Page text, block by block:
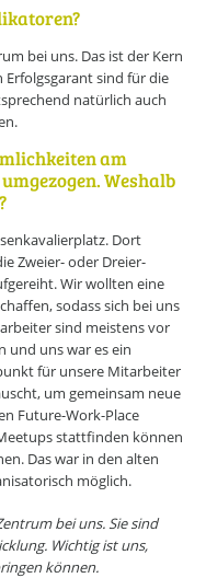
bei uns. Das ist der Kern
Erfolgsgarant sind für die
natürlich auch
am
Weshalb
Dort
Zweier- oder Dreier-
Wir wollten eine
sodass sich bei uns
sind meistens vor
und uns war es ein
für unsere Mitarbeiter
um gemeinsam neue
Future-Work-Place
stattfinden können
Das war in den alten
möglich.
bei uns. Sie sind
Wichtig ist uns,
können.